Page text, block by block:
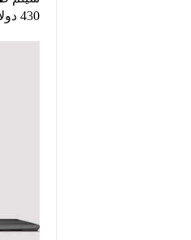
430 دولارًا .